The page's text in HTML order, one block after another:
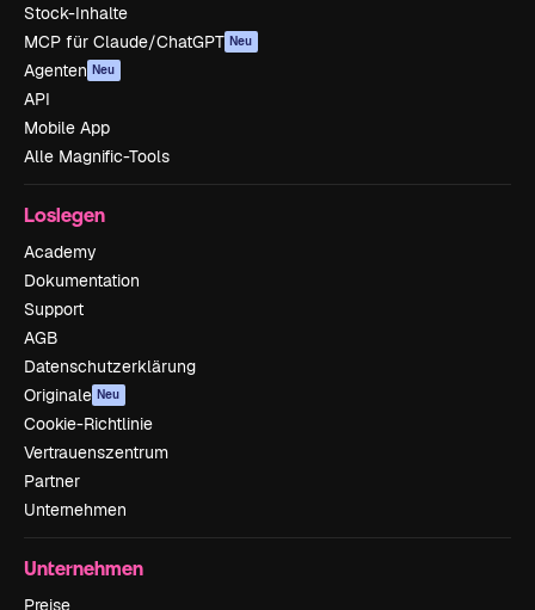
Stock-Inhalte
MCP für Claude/ChatGPT Neu
Agenten Neu
API
Mobile App
Alle Magnific-Tools
Loslegen
Academy
Dokumentation
Support
AGB
Datenschutzerklärung
Originale Neu
Cookie-Richtlinie
Vertrauenszentrum
Partner
Unternehmen
Unternehmen
Preise